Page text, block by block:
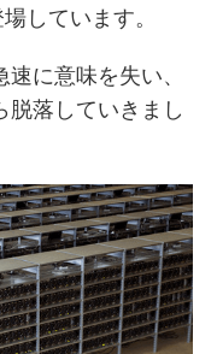
しています。
に意味を失い、
落していきまし